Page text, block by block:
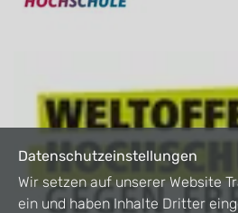
Datenschutzeinstellungen
Wir setzen auf unserer Website
ein und haben Inhalte Dritter